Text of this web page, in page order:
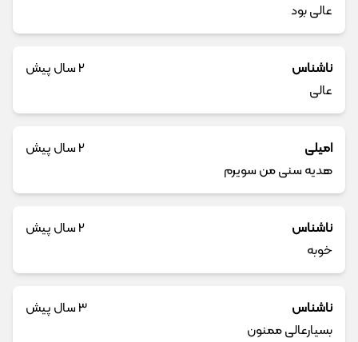
عالی بود
ناشناس
2 سال پیش
عالی
امیلی
2 سال پیش
هدیه سنی من سویرم
ناشناس
2 سال پیش
خوبه
ناشناس
3 سال پیش
بسیارعالی ممنون